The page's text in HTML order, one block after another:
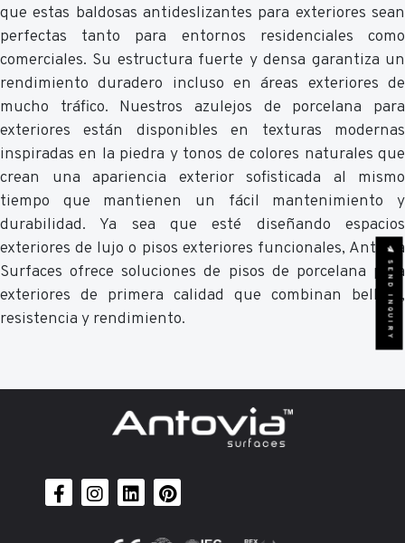
que estas baldosas antideslizantes para exteriores sean
perfectas tanto para entornos residenciales como
comerciales. Su estructura fuerte y densa garantiza un
rendimiento duradero incluso en áreas exteriores de
mucho tráfico. Nuestros azulejos de porcelana para
exteriores están disponibles en texturas modernas
inspiradas en la piedra y tonos de colores naturales que
crean una apariencia exterior sofisticada al mismo
tiempo que mantienen un fácil mantenimiento y
durabilidad. Ya sea que esté diseñando espacios
exteriores de lujo o pisos exteriores funcionales, Antovia
Surfaces ofrece soluciones de pisos de porcelana para
exteriores de primera calidad que combinan belleza,
resistencia y rendimiento.
SEND INQUIRY